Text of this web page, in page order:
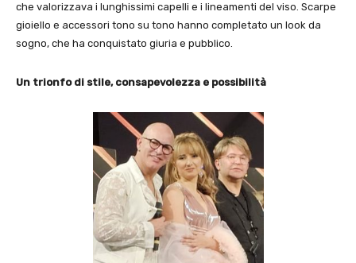
che valorizzava i lunghissimi capelli e i lineamenti del viso. Scarpe
gioiello e accessori tono su tono hanno completato un look da
sogno, che ha conquistato giuria e pubblico.
Un trionfo di stile, consapevolezza e possibilità